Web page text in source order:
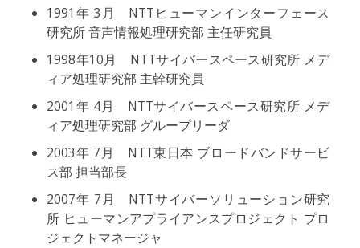
1991年 3月 NTTヒューマンインターフェース
研究所 音声情報処理研究部 主任研究員
1998年10月 NTTサイバースペース研究所 メデ
ィア処理研究部 主幹研究員
2001年 4月 NTTサイバースペース研究所 メデ
ィア処理研究部 グループリーダ
2003年 7月 NTT東日本 ブロードバンドサービ
ス部 担当部長
2007年 7月 NTTサイバーソリューション研究
所 ヒューマンアプライアンスプロジェクト プロ
ジェクトマネージャ